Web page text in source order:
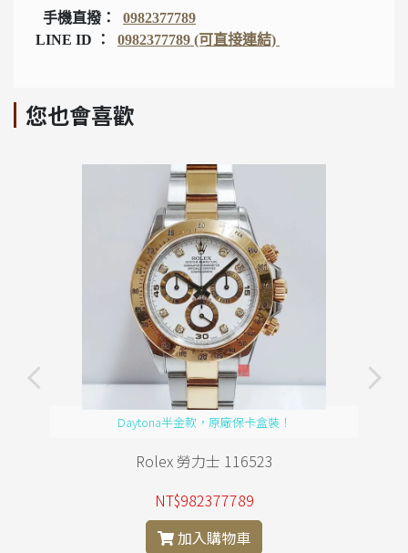
手機直撥：
0982377789
LINE ID ：
0982377789 (可直接連結)
您也會喜歡
Daytona半金款，原廠保卡盒裝！
Rolex 勞力士 116523
NT$982377789
加入購物車